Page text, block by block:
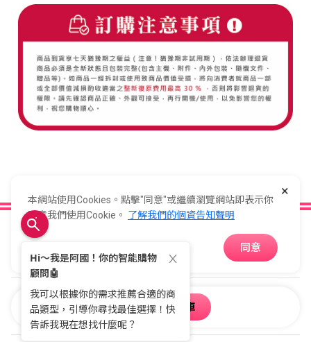
關於全國
會員服務
購物須知
客服中心
購物車 收藏
加入購物車
×
本網站使用Cookies。點擊"同意"或繼續瀏覽網站即表示你
同意我們使用Cookie。 了解我們的個資告知聲明
同意